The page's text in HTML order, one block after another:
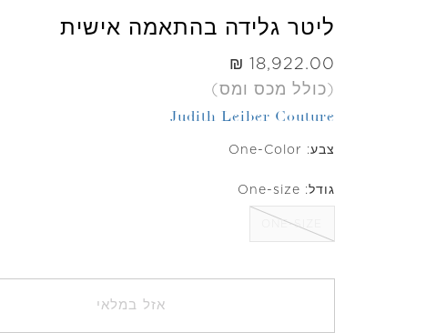
ליטר גלידה בהתאמה אישית
היה
(כולל מכס ומס)
Judith Leiber Couture
צבע: One-Color
גודל: One-size
ONE-SIZE
אזל במלאי